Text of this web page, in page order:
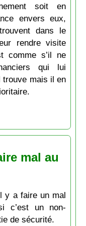
soit en
envers eux,
dans le
rendre visite
comme s’il ne
qui lui
trouve mais il en
mal au
y a faire un mal
c’est un non-
de sécurité.